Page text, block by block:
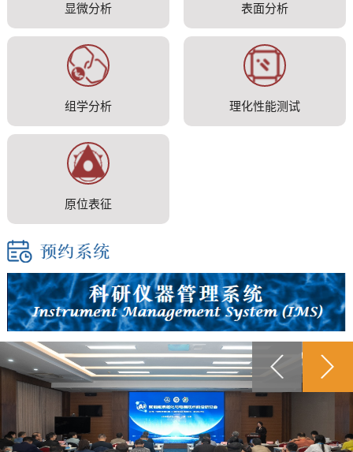
显微分析 表面分析
组学分析 理化性能测试
原位表征
+更多